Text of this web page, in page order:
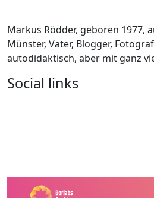
Markus Rödder, geboren 1977,
Münster, Vater, Blogger,
autodidaktisch, aber mit ganz
Social links